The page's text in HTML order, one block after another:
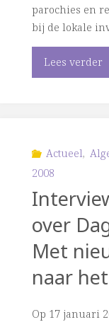
parochies en
bij de lokale
Lees verder
Actueel,
2008
over
Met
naar het
Op 17 januari